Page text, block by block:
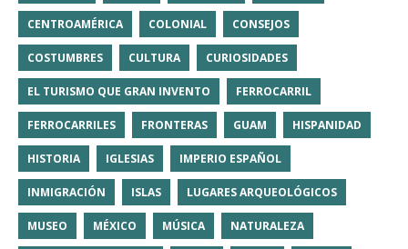
CENTROAMÉRICA COLONIAL CONSEJOS
COSTUMBRES CULTURA CURIOSIDADES
EL TURISMO QUE GRAN INVENTO FERROCARRIL
FERROCARRILES FRONTERAS GUAM HISPANIDAD
HISTORIA IGLESIAS IMPERIO ESPAÑOL
INMIGRACIÓN ISLAS LUGARES ARQUEOLÓGICOS
MUSEO MÉXICO MÚSICA NATURALEZA